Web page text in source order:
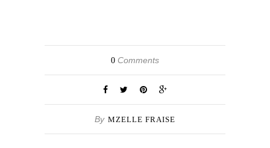
0 Comments
By MZELLE FRAISE